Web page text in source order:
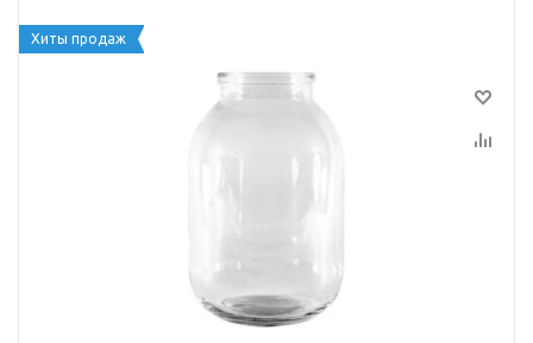
Хиты продаж